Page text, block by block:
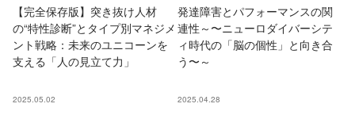
【完全保存版】突き抜け人材
の“特性診断”とタイプ別マネジメ
ント戦略：未来のユニコーンを
支える「人の見立て力」
2025.05.02
発達障害とパフォーマンスの関
連性～〜ニューロダイバーシテ
ィ時代の「脳の個性」と向き合
う〜～
2025.04.28